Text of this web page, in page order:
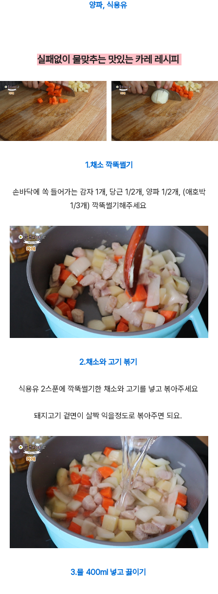
양파, 식용유
실패없이 물맞추는 맛있는 카레 레시피
1.채소 깍뚝썰기
손바닥에 쏙 들어가는 감자 1개, 당근 1/2개, 양파 1/2개, (애호박
1/3개) 깍뚝썰기해주세요
2.채소와 고기 볶기
식용유 2스푼에 깍뚝썰기한 채소와 고기를 넣고 볶아주세요
돼지고기 겉면이 살짝 익을정도로 볶아주면 되요.
3.물 400ml 넣고 끓이기